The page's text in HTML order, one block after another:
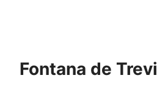
Fontana de Trevi